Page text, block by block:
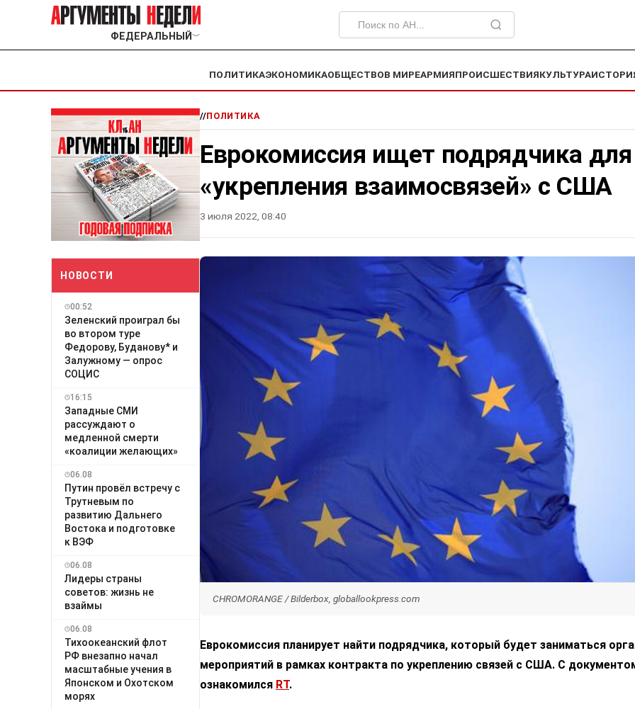
ФЕДЕРАЛЬНЫЙ ﹀
ПОЛИТИКАЭКОНОМИКАОБЩЕСТВОВ МИРЕАРМИЯПРОИСШЕСТВИЯКУЛЬТУРА
НОВОСТИ
00:52
Зеленский проиграл бы
во втором туре
Федорову, Буданову* и
Залужному — опрос
СОЦИС
16:15
Западные СМИ
рассуждают о
медленной смерти
«коалиции желающих»
06.08
Путин провёл встречу с
Трутневым по
развитию Дальнего
Востока и подготовке
к ВЭФ
06.08
Лидеры страны
советов: жизнь не
взаймы
06.08
Тихоокеанский флот
РФ внезапно начал
масштабные учения в
Японском и Охотском
морях
//ПОЛИТИКА
Еврокомиссия ищет подрядчика для
«укрепления взаимосвязей» с США
3 июля 2022, 08:40
CHROMORANGE / Bilderbox, globallookpress.com
Еврокомиссия планирует найти подрядчика, который будет заниматься
мероприятий в рамках контракта по укреплению связей с США. С
ознакомился RT.